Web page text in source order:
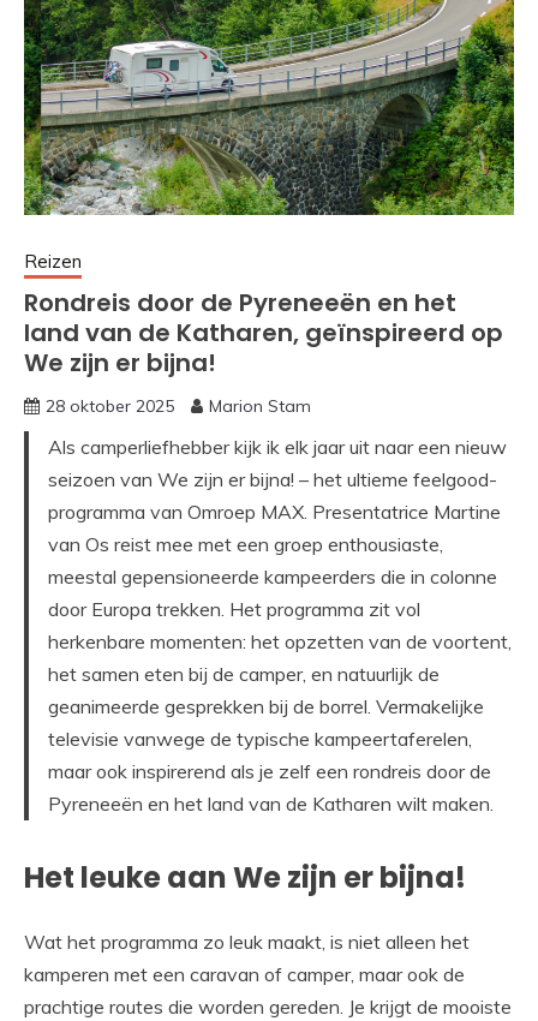
Reizen
Rondreis door de Pyreneeën en het
land van de Katharen, geïnspireerd op
We zijn er bijna!
28 oktober 2025 Marion Stam
Als camperliefhebber kijk ik elk jaar uit naar een nieuw
seizoen van We zijn er bijna! – het ultieme feelgood-
programma van Omroep MAX. Presentatrice Martine
van Os reist mee met een groep enthousiaste,
meestal gepensioneerde kampeerders die in colonne
door Europa trekken. Het programma zit vol
herkenbare momenten: het opzetten van de voortent,
het samen eten bij de camper, en natuurlijk de
geanimeerde gesprekken bij de borrel. Vermakelijke
televisie vanwege de typische kampeertaferelen,
maar ook inspirerend als je zelf een rondreis door de
Pyreneeën en het land van de Katharen wilt maken.
Het leuke aan We zijn er bijna!
Wat het programma zo leuk maakt, is niet alleen het
kamperen met een caravan of camper, maar ook de
prachtige routes die worden gereden. Je krijgt de mooiste